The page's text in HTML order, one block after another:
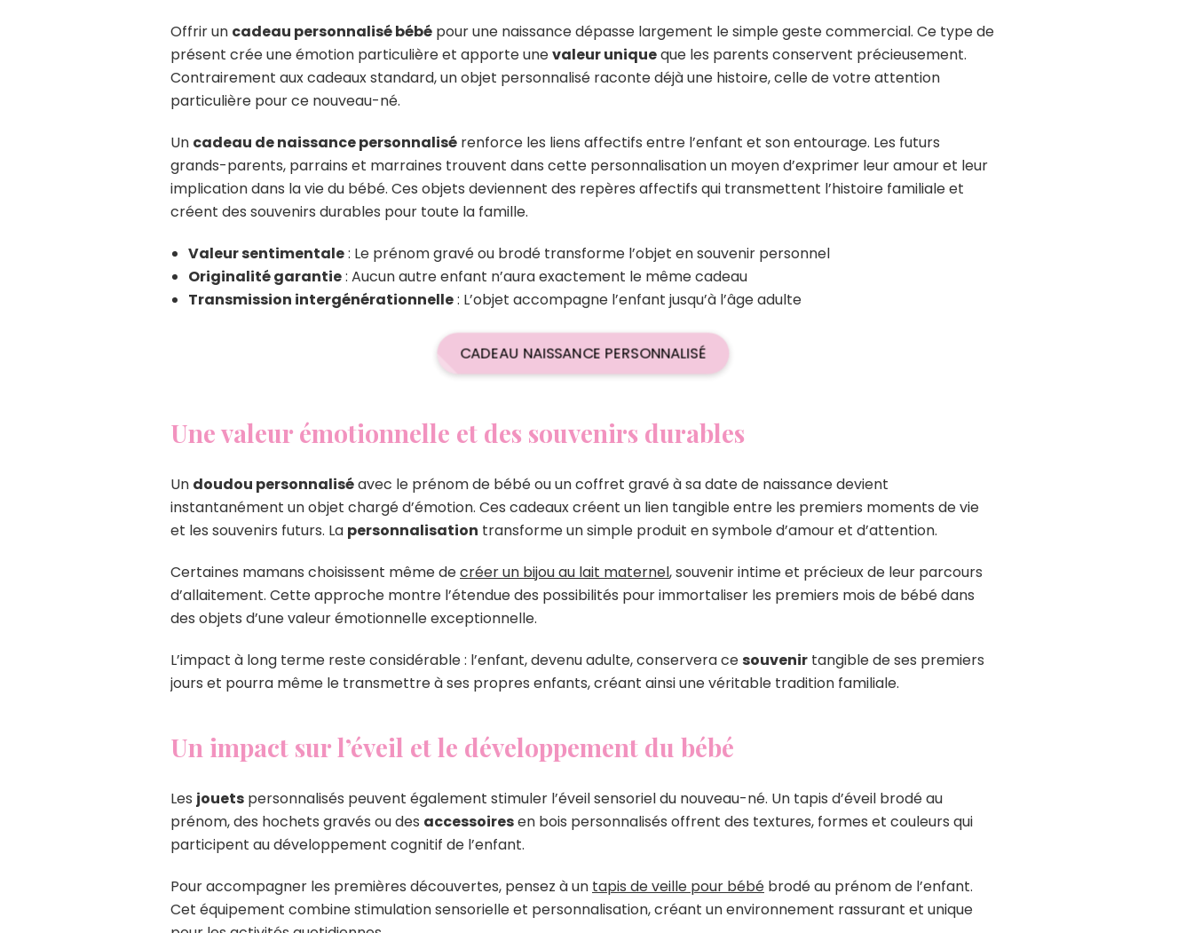
Offrir un cadeau personnalisé bébé pour une naissance dépasse largement le simple geste commercial. Ce type de
présent crée une émotion particulière et apporte unevaleur uniqueque les parents conservent précieusement.
Contrairement aux cadeaux standard, un objet personnalisé raconte déjà une histoire, celle de votre attention
particulière pour ce nouveau-né.
Un cadeau de naissance personnalisé renforce les liens affectifs entre l’enfant et son entourage. Les futurs
grands-parents, parrains et marraines trouvent dans cette personnalisation un moyen d’exprimer leur amour et leur
implication dans la vie du bébé. Ces objets deviennent des repères affectifs qui transmettent l’histoire familiale et
créent des souvenirs durables pour toute la famille.
Valeur sentimentale: Le prénom gravé ou brodé transforme l’objet en souvenir personnel
Originalité garantie: Aucun autre enfant n’aura exactement le même cadeau
Transmission intergénérationnelle: L’objet accompagne l’enfant jusqu’à l’âge adulte
CADEAU NAISSANCE PERSONNALISÉ
Une valeur émotionnelle et des souvenirs durables
Un doudou personnaliséavec le prénom de bébé ou un coffret gravé à sa date de naissance devient
instantanément un objet chargé d’émotion. Ces cadeaux créent un lien tangible entre les premiers moments de vie
et les souvenirs futurs. La personnalisation transforme un simple produit en symbole d’amour et d’attention.
Certaines mamans choisissent même decréer un bijou au lait maternel, souvenir intime et précieux de leur parcours
d’allaitement. Cette approche montre l’étendue des possibilités pour immortaliser les premiers mois de bébé dans
des objets d’une valeur émotionnelle exceptionnelle.
L’impact à long terme reste considérable : l’enfant, devenu adulte, conservera cesouvenir tangible de ses premiers
jours et pourra même le transmettre à ses propres enfants, créant ainsi une véritable tradition familiale.
Un impact sur l’éveil et le développement du bébé
Les jouets personnalisés peuvent également stimuler l’éveil sensoriel du nouveau-né. Un tapis d’éveil brodé au
prénom, des hochets gravés ou des accessoiresen bois personnalisés offrent des textures, formes et couleurs qui
participent au développement cognitif de l’enfant.
Pour accompagner les premières découvertes, pensez à un tapis de veille pour bébé brodé au prénom de l’enfant.
Cet équipement combine stimulation sensorielle et personnalisation, créant un environnement rassurant et unique